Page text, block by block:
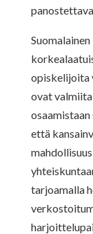
opiskelijoita
ovat
että
tarjoamalla